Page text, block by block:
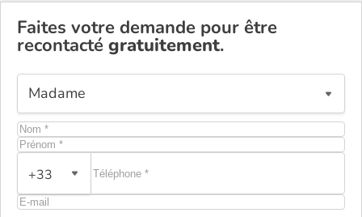
Faites votre demande pour être
recontacté gratuitement.
+33